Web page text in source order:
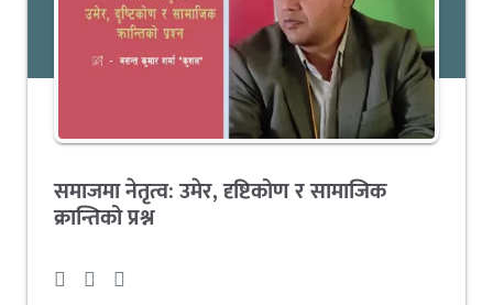
समाजमा नेतृत्व: उमेर, दृष्टिकोण र सामाजिक
क्रान्तिको प्रश्न